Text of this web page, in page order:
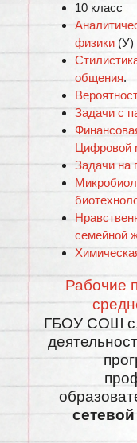
10 класс
физики (У)
общения.
Задачи с
Цифровой
Задачи на
семейной
Рабочие
ГБОУ СОШ